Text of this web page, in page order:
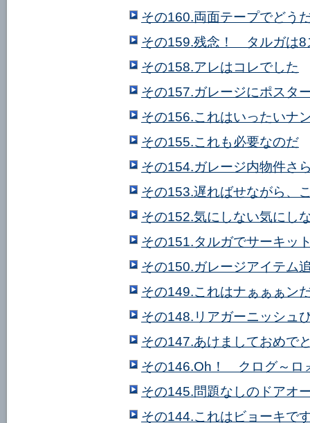
その160.両面テープでどう
その159.残念！ タルガは8
その158.アレはコレでした
その157.ガレージにポスタ
その156.これはいったいナ
その155.これも必要なのだ
その154.ガレージ内物件さ
その153.遅ればせながら、
その152.気にしない気にし
その151.タルガでサーキッ
その150.ガレージアイテム
その149.これはナぁぁぁン
その148.リアガーニッシュ
その147.あけましておめで
その146.Oh！ クログ～ロ
その145.問題なしのドアオ
その144.これはビョーキで